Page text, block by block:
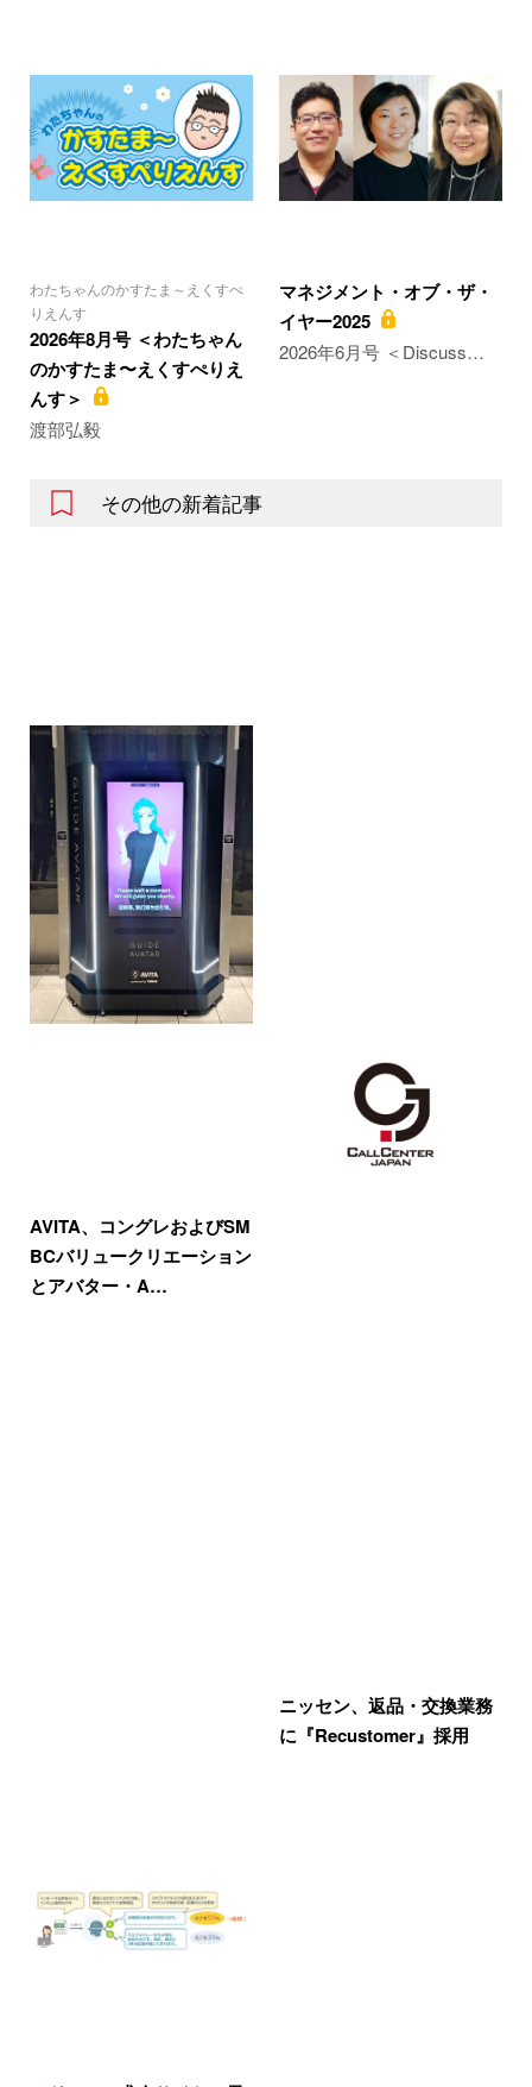
わたちゃんのかすたま～えくすぺ
りえんす
2026年8月号 ＜わたちゃん
のかすたま〜えくすぺりえ
んす＞
渡部弘毅
マネジメント・オブ・ザ・
イヤー2025
2026年6月号 ＜Discuss…
その他の新着記事
AVITA、コングレおよびSM
BCバリュークリエーション
とアバター・A…
ニッセン、返品・交換業務
に『Recustomer』採用